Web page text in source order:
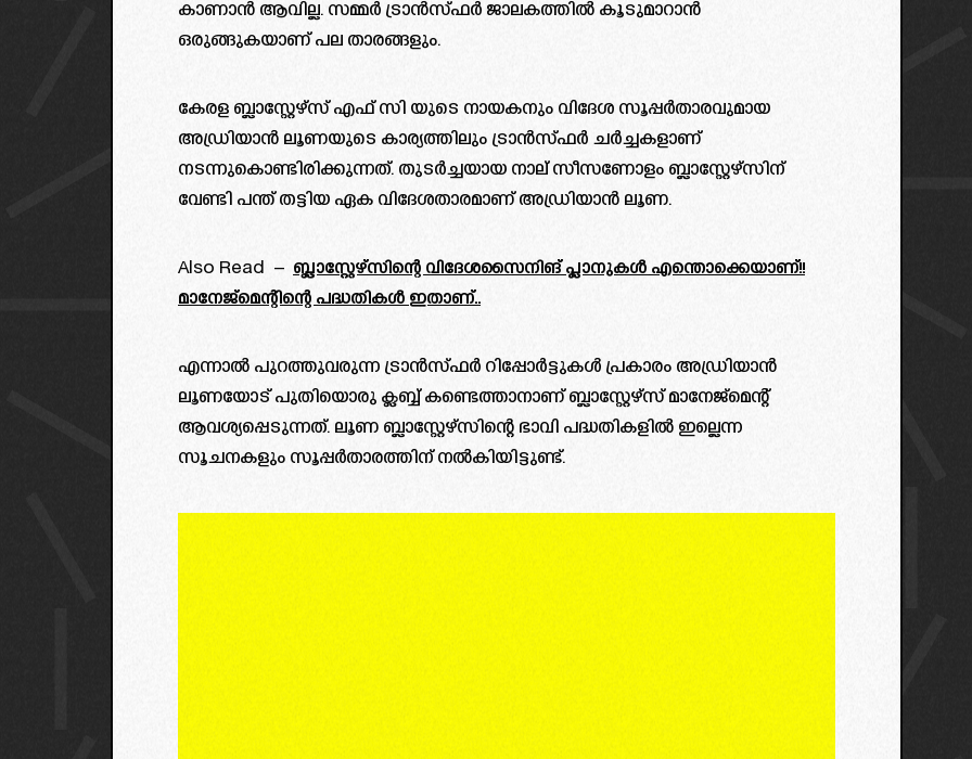
കാണാൻ ആവില്ല. സമ്മർ ട്രാൻസ്ഫർ ജാലകത്തിൽ കൂടുമാറാൻ
ഒരുങ്ങുകയാണ് പല താരങ്ങളും.
കേരള ബ്ലാസ്റ്റേഴ്സ് എഫ് സി യുടെ നായകനും വിദേശ സൂപ്പർതാരവുമായ
അഡ്രിയാൻ ലൂണയുടെ കാര്യത്തിലും ട്രാൻസ്ഫർ ചർച്ചകളാണ്
നടന്നുകൊണ്ടിരിക്കുന്നത്. തുടർച്ചയായ നാല് സീസണോളം ബ്ലാസ്റ്റേഴ്സിന്
വേണ്ടി പന്ത് തട്ടിയ ഏക വിദേശതാരമാണ് അഡ്രിയാൻ ലൂണ.
Also Read – ബ്ലാസ്റ്റേഴ്സിന്റെ വിദേശസൈനിങ് പ്ലാനുകൾ എന്തൊക്കെയാണ്!!
മാനേജ്മെന്റിന്റെ പദ്ധതികൾ ഇതാണ്..
എന്നാൽ പുറത്തുവരുന്ന ട്രാൻസ്ഫർ റിപ്പോർട്ടുകൾ പ്രകാരം അഡ്രിയാൻ
ലൂണയോട് പുതിയൊരു ക്ലബ്ബ് കണ്ടെത്താനാണ് ബ്ലാസ്റ്റേഴ്‌സ് മാനേജ്മെന്റ്
ആവശ്യപ്പെടുന്നത്. ലൂണ ബ്ലാസ്റ്റേഴ്‌സിന്റെ ഭാവി പദ്ധതികളിൽ ഇല്ലെന്ന
സൂചനകളും സൂപ്പർതാരത്തിന് നൽകിയിട്ടുണ്ട്.